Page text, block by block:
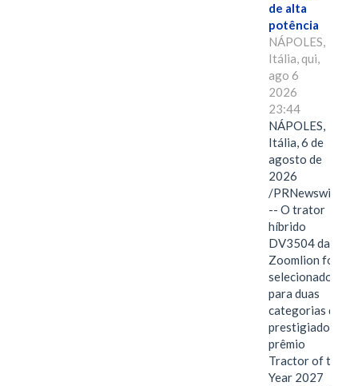
de alta
potência
NÁPOLES,
Itália, qui,
ago 6
2026
23:44
NÁPOLES,
Itália, 6 de
agosto de
2026
/PRNewswire/
-- O trator
híbrido
DV3504 da
Zoomlion foi
selecionado
para duas
categorias do
prestigiado
prêmio
Tractor of the
Year 2027